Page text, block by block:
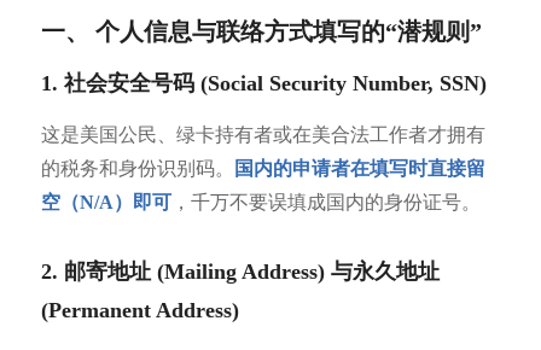
一、 个人信息与联络方式填写的“潜规则”
1. 社会安全号码 (Social Security Number, SSN)
这是美国公民、绿卡持有者或在美合法工作者才拥有
的税务和身份识别码。
国内的申请者在填写时直接留
空（N/A）即可，千万不要误填成国内的身份证号。
2. 邮寄地址 (Mailing Address) 与永久地址
(Permanent Address)